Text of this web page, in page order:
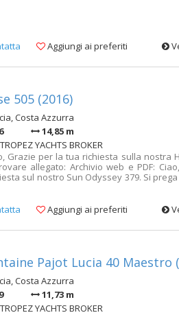
Aggiungi ai preferiti
505 (2016)
Costa Azzurra
14,85 m
YACHTS BROKER
Grazie per la tua richiesta sulla nostra
allegato: Archivio web e PDF:
sul nostro Sun Odyssey 379. Si
505&detail=voilier-
photos.app.goo.gl/
https://photos.app.goo.gl/
www.yachtvillage.net/fr/detail/
sun-odyssey-
foto HD: https://photos.app.goo.gl/
fotografico
photos.app.goo.gl/
Aggiungi ai preferiti
Pajot Lucia 40 Maestro
Costa Azzurra
11,73 m
YACHTS BROKER